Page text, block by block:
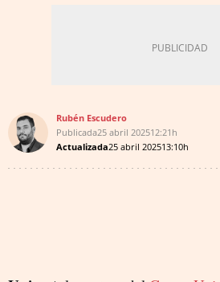
Rubén Escudero
Publicada25 abril 202512:21h
Actualizada25 abril 202513:10h